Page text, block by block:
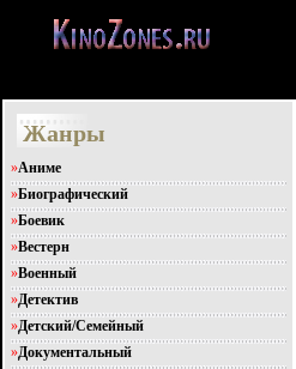
Жанры
»Аниме
»Биографический
»Боевик
»Вестерн
»Военный
»Детектив
»Детский/Семейный
»Документальный